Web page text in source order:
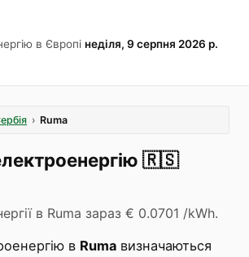
в Європі неділя, 9 серпня 2026 р.
› Ruma
🇷🇸
в Ruma зараз € 0.0701 /kWh.
в Ruma визначаються